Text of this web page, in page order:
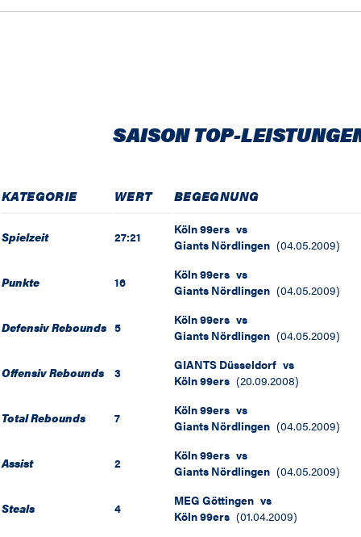
SAISON TOP-
KATEGORIE WERT BEGEGNUNG
Spielzeit 27:21 Köln 99ers vs
Giants Nördlingen (04.05.2009)
Punkte 16 Köln 99ers vs
Giants Nördlingen (04.05.2009)
Defensiv Rebounds 5 Köln 99ers vs
Giants Nördlingen (04.05.2009)
Offensiv Rebounds 3 GIANTS Düsseldorf vs
Köln 99ers (20.09.2008)
Total Rebounds 7 Köln 99ers vs
Giants Nördlingen (04.05.2009)
Assist 2 Köln 99ers vs
Giants Nördlingen (04.05.2009)
Steals 4 MEG Göttingen vs
Köln 99ers (01.04.2009)